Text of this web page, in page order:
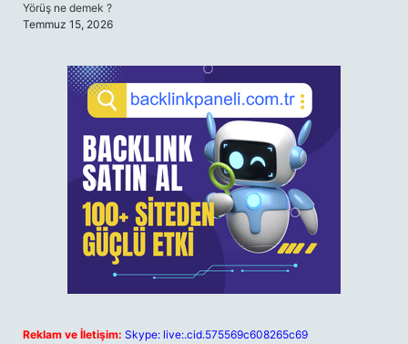
Yörüş ne demek ?
Temmuz 15, 2026
Reklam ve İletişim: Skype: live:.cid.575569c608265c69